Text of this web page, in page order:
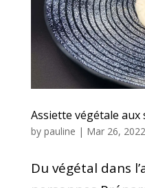
Assiette végétale aux
by pauline | Mar 26, 2022
Du végétal dans